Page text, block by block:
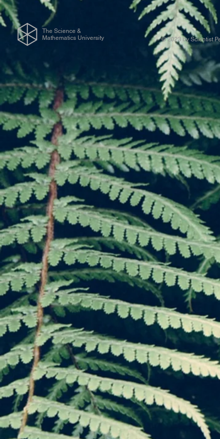
The Science &
Mathematics University
© 2023 by Scientist